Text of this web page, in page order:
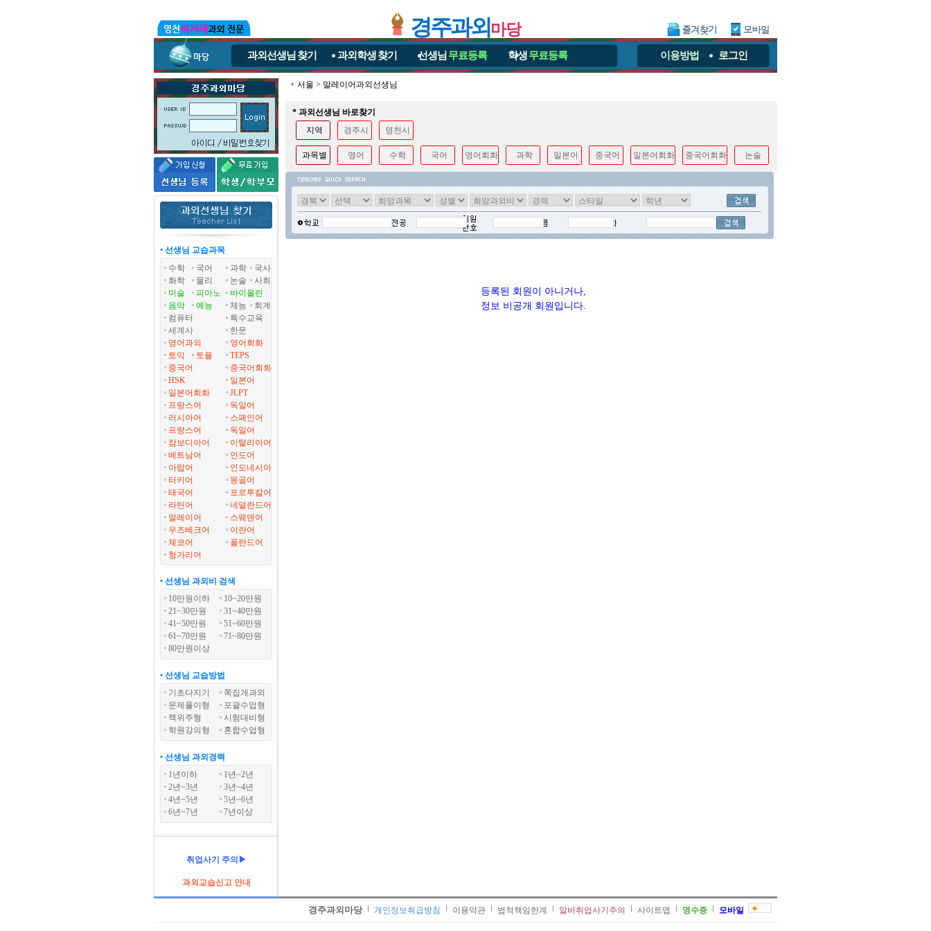
경주과외마당
과외선생님 찾기 과외학생찾기 선생님 무료등록 학생무료등록 이용방법 로그인
• 선생님 교습과목
수학
국어 과학
국사
화학
물리 논술
사회
미술
피아노
바이올린
음악
예능 체능
회계
컴퓨터
특수교육
세계사
한문
영어과외
영어회화
토익
토플
TEPS
중국어
중국어회화
HSK
일본어
일본어회화
JLPT
프랑스어
독일어
러시아어
스페인어
프랑스어
독일어
캄보디아어
이탈리아어
베트남어
인도어
아랍어
인도네시아
터키어
몽골어
태국어
포르투칼어
라틴어
네덜란드어
말레이어
스웨덴어
우즈베크어
이란어
체코어
폴란드어
헝가리어
• 선생님 과외비 검색
10만원이하
10~20만원
21~30만원
31~40만원
41~50만원
51~60만원
61~70만원
71~80만원
80만원이상
• 선생님 교습방법
기초다지기
쪽집게과외
문제풀이형
포괄수업형
책위주형
시험대비형
학원강의형
혼합수업형
• 선생님 과외경력
1년이하
1년~2년
2년~3년
3년~4년
4년~5년
5년~6년
6년~7년
7년이상
취업사기 주의▶
과외교습신고 안내
서울 > 말레이어과외선생님
* 과외선생님 바로찾기
지역
경주시 영천시
과목별 영어 수학 국어 영어회화 과학 일본어 중국어 일본어회화 중국어회화 논술
등록된 회원이 아니거나,
정보 비공개 회원입니다.
경주과외마당 개인정보취급방침 이용약관 법적책임한계 알바취업사기주의 사이트맵 영수증 모바일